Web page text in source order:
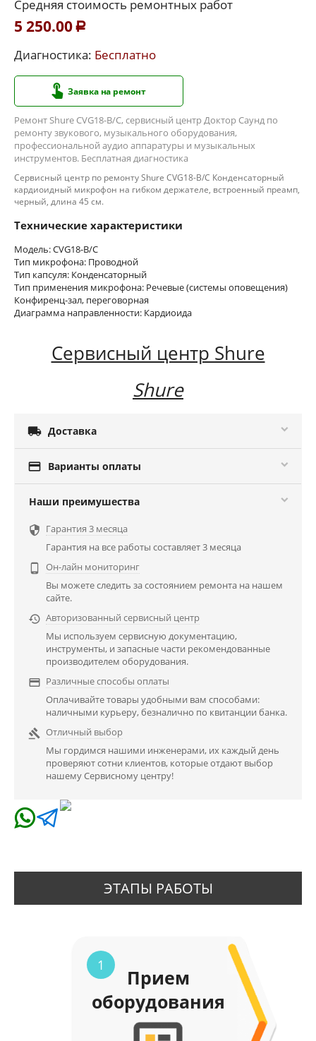
Средняя стоимость ремонтных работ
5 250.00 Р
Диагностика: Бесплатно
Заявка на ремонт
Ремонт Shure CVG18-B/C, сервисный центр Доктор Саунд по
ремонту звукового, музыкального оборудования,
профессиональной аудио аппаратуры и музыкальных
инструментов. Бесплатная диагностика
Сервисный центр по ремонту Shure CVG18-B/C Конденсаторный
кардиоидный микрофон на гибком держателе, встроенный преамп,
черный, длина 45 см.
Технические характеристики
Модель: CVG18-B/C
Тип микрофона: Проводной
Тип капсуля: Конденсаторный
Тип применения микрофона: Речевые (системы оповещения)
Конфиренц-зал, переговорная
Диаграмма направленности: Кардиоида
Сервисный центр Shure
Shure
 Доставка
 Варианты оплаты
Наши преимушества
 Гарантия 3 месяца
Гарантия на все работы составляет 3 месяца

Он-лайн мониторинг
Вы можете следить за состоянием ремонта на нашем
сайте.
 Авторизованный сервисный центр
Мы используем сервисную документацию,
инструменты, и запасные части рекомендованные
производителем оборудования.
 Различные способы оплаты
Оплачивайте товары удобными вам способами:
наличными курьеру, безналично по квитанции банка.
 Отличный выбор
Мы гордимся нашими инженерами, их каждый день
проверяют сотни клиентов, которые отдают выбор
нашему Сервисному центру!
ЭТАПЫ РАБОТЫ
1
Прием
оборудования